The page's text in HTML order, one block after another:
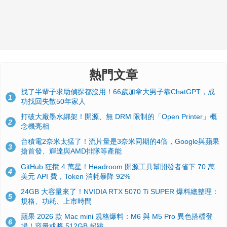
熱門文章
1
找了半輩子求助偵探都沒用！66歲加拿大男子靠ChatGPT，成
功找回失散50年家人
2
打破大廠墨水綁架！開源、無 DRM 限制的「Open Printer」概
念機亮相
3
台積電2奈米太猛了！流片量是3奈米同期的4倍，Google與蘋果
搶首發、輝達與AMD排隊等產能
4
GitHub 狂攬 4 萬星！Headroom 開源工具幫開發者省下 70 萬
美元 API 費，Token 消耗暴降 92%
5
24GB 大容量來了！NVIDIA RTX 5070 Ti SUPER 爆料總整理：
規格、功耗、上市時間
6
蘋果 2026 款 Mac mini 規格爆料：M6 與 M5 Pro 異色搭檔登